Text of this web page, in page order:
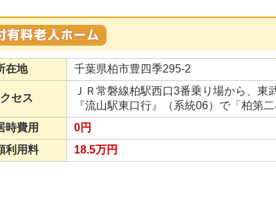
在地 千葉県柏市豊四季295-2
セス
ＪＲ常磐線柏駅西口3番乗り場から、
『流山駅東口行』（系統06）で「柏第
時費用
0円
利用料
18.5万円